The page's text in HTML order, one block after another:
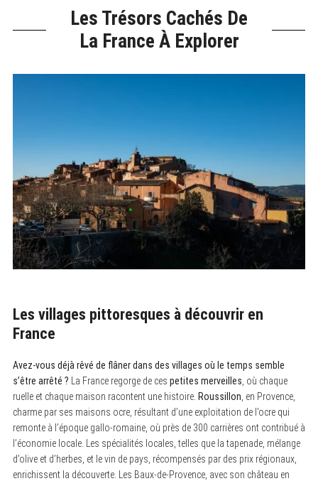
Les Trésors Cachés De
La France À Explorer
Les villages pittoresques à découvrir en
France
Avez-vous déjà rêvé de flâner dans des villages où le temps semble
s’être arrêté ? La France regorge de ces petites merveilles , où chaque
ruelle et chaque maison racontent une histoire. Roussillon , en Provence,
charme par ses maisons ocre, résultant d’une exploitation de l’ocre qui
remonte à l’époque gallo-romaine, où près de 300 carrières ont contribué à
l’économie locale. Les spécialités locales, telles que la tapenade, mélange
d’olive et d’herbes, et le vin de pays, récompensés par des prix régionaux,
enrichissent la découverte. Les Baux-de-Provence, avec son château en